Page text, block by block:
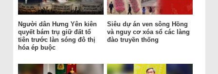
Người dân Hưng Yên kiên
quyết bám trụ giữ đất tổ
tiên trước làn sóng đô thị
hóa ép buộc
Siêu dự án ven sông Hồng
và nguy cơ xóa sổ các làng
đào truyền thống